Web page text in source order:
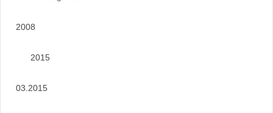
2008
2015
03.2015